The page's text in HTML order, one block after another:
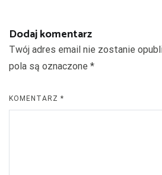
Dodaj komentarz
Twój adres email nie zostanie
pola są oznaczone *
KOMENTARZ *